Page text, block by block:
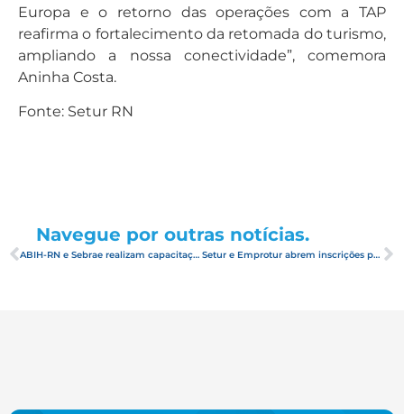
Europa e o retorno das operações com a TAP
reafirma o fortalecimento da retomada do turismo,
ampliando a nossa conectividade”, comemora
Aninha Costa.
Fonte: Setur RN
Navegue por outras notícias.
ABIH-RN e Sebrae realizam capacitação para LGPD Setur e Emprotur abrem inscrições para o Abeta Conecta